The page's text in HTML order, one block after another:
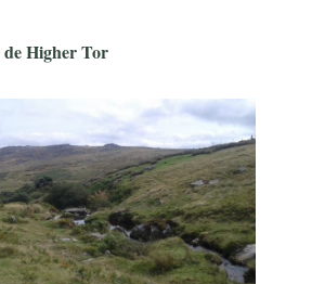
Higher Tor